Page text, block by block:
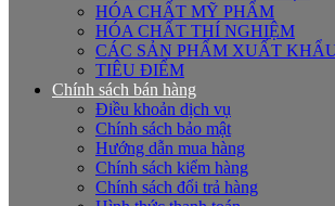
HÓA CHẤT MỸ PHẨM
HÓA CHẤT THÍ NGHIỆM
CÁC SẢN PHẨM XUẤT
TIÊU ĐIỂM
Chính sách bán hàng
Điều khoản dịch vụ
Chính sách bảo mật
Hướng dẫn mua hàng
Chính sách kiểm hàng
Chính sách đổi trả hàng